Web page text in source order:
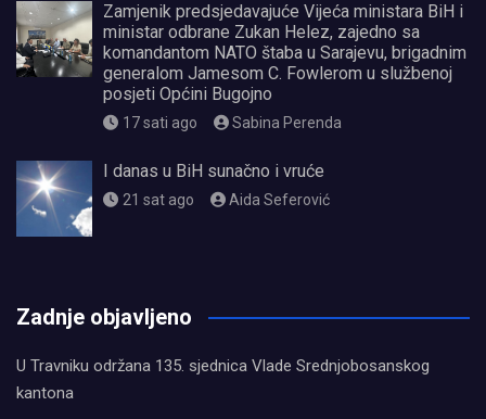
Zamjenik predsjedavajuće Vijeća ministara BiH i
ministar odbrane Zukan Helez, zajedno sa
komandantom NATO štaba u Sarajevu, brigadnim
generalom Jamesom C. Fowlerom u službenoj
posjeti Općini Bugojno
17 sati ago Sabina Perenda
I danas u BiH sunačno i vruće
21 sat ago Aida Seferović
Zadnje objavljeno
U Travniku održana 135. sjednica Vlade Srednjobosanskog
kantona